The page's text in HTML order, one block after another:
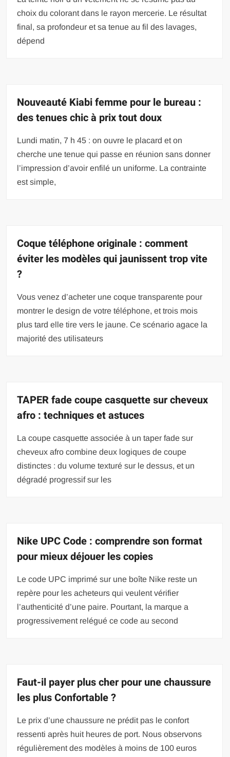
choix du colorant dans le rayon mercerie. Le résultat
final, sa profondeur et sa tenue au fil des lavages,
dépend
Nouveauté Kiabi femme pour le bureau :
des tenues chic à prix tout doux
Lundi matin, 7 h 45 : on ouvre le placard et on
cherche une tenue qui passe en réunion sans donner
l’impression d’avoir enfilé un uniforme. La contrainte
est simple,
Coque téléphone originale : comment
éviter les modèles qui jaunissent trop vite
?
Vous venez d’acheter une coque transparente pour
montrer le design de votre téléphone, et trois mois
plus tard elle tire vers le jaune. Ce scénario agace la
majorité des utilisateurs
TAPER fade coupe casquette sur cheveux
afro : techniques et astuces
La coupe casquette associée à un taper fade sur
cheveux afro combine deux logiques de coupe
distinctes : du volume texturé sur le dessus, et un
dégradé progressif sur les
Nike UPC Code : comprendre son format
pour mieux déjouer les copies
Le code UPC imprimé sur une boîte Nike reste un
repère pour les acheteurs qui veulent vérifier
l’authenticité d’une paire. Pourtant, la marque a
progressivement relégué ce code au second
Faut-il payer plus cher pour une chaussure
les plus Confortable ?
Le prix d’une chaussure ne prédit pas le confort
ressenti après huit heures de port. Nous observons
régulièrement des modèles à moins de 100 euros